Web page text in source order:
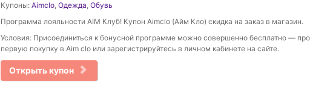
Купоны: Aimclo, Одежда, Обувь
Программа лояльности AIM Клуб! Купон Aimclo (Айм Кло) скидка на заказ в магазин.
Условия: Присоединиться к бонусной программе можно совершенно бесплатно —
первую покупку в Aim clo или зарегистрируйтесь в личном кабинете на сайте.
Открыть купон